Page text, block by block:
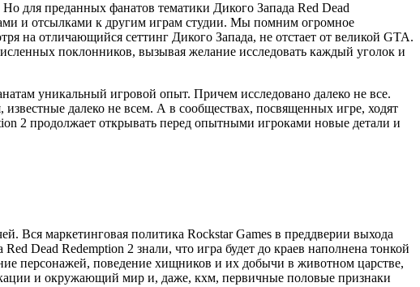
для преданных фанатов тематики Дикого Запада Red Dead
и отсылками к другим играм студии. Мы помним огромное
на отличающийся сеттинг Дикого Запада, не отстает от великой GTA.
поклонников, вызывая желание исследовать каждый уголок и
уникальный игровой опыт. Причем исследовано далеко не все.
далеко не всем. А в сообществах, посвященных игре, ходят
2 продолжает открывать перед опытными игроками новые детали и
Вся маркетинговая политика Rockstar Games в преддверии выхода
Dead Redemption 2 знали, что игра будет до краев наполнена тонкой
персонажей, поведение хищников и их добычи в животном царстве,
и окружающий мир и, даже, кхм, первичные половые признаки